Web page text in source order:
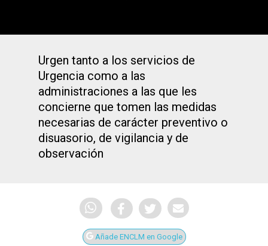
Urgen tanto a los servicios de
Urgencia como a las
administraciones a las que les
concierne que tomen las medidas
necesarias de carácter preventivo o
disuasorio, de vigilancia y de
observación
Añade ENCLM en Google